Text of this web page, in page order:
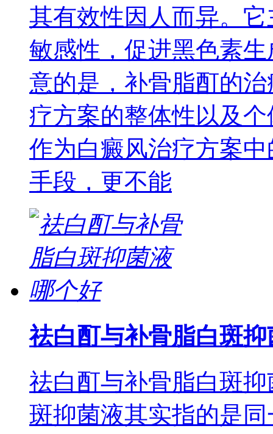
其有效性因人而异。
敏感性，促进黑色素
意的是，补骨脂酊的
疗方案的整体性以及
作为白癜风治疗方案
手段，更不能
祛白酊与补骨脂白斑
祛白酊与补骨脂白斑
斑抑菌液其实指的是